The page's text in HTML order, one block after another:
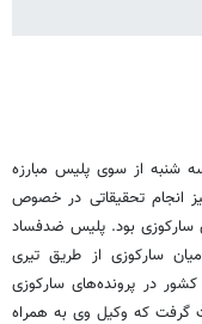
شنبه از سوی پلیس مبارزه
انجام تحقیقاتی در خصوص
سارکوزی بود. پلیس ضدفساد
سارکوزی از طریق تیری
در پرونده‌های سارکوزی
گرفت که وکیل وی به همراه